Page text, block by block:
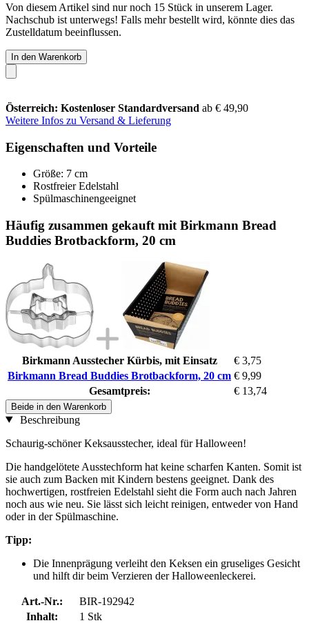
Von diesem Artikel sind nur noch 15 Stück in unserem Lager.
Nachschub ist unterwegs! Falls mehr bestellt wird, könnte dies das
Zustelldatum beeinflussen.
In den Warenkorb
Österreich: Kostenloser Standardversand ab € 49,90
Weitere Infos zu Versand & Lieferung
Eigenschaften und Vorteile
Größe: 7 cm
Rostfreier Edelstahl
Spülmaschinengeeignet
Häufig zusammen gekauft mit Birkmann Bread
Buddies Brotbackform, 20 cm
Birkmann Ausstecher Kürbis, mit Einsatz
€ 3,75
Birkmann Bread Buddies Brotbackform, 20 cm € 9,99
Gesamtpreis:
€ 13,74
Beide in den Warenkorb
Beschreibung
Schaurig-schöner Keksausstecher, ideal für Halloween!
Die handgelötete Ausstechform hat keine scharfen Kanten. Somit ist
sie auch zum Backen mit Kindern bestens geeignet. Dank des
hochwertigen, rostfreien Edelstahl sieht die Form auch nach Jahren
noch aus wie neu. Sie lässt sich leicht reinigen, entweder von Hand
oder in der Spülmaschine.
Tipp:
Die Innenprägung verleiht den Keksen ein gruseliges Gesicht
und hilft dir beim Verzieren der Halloweenleckerei.
Art.-Nr.:
BIR-192942
Inhalt:
1 Stk